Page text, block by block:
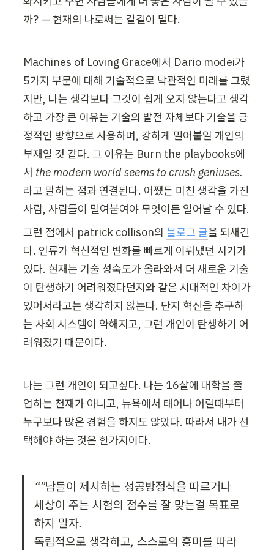
까? — 현재의 나로써는 갈길이 멀다.
Machines of Loving Grace에서 Dario modei가
5가지 부문에 대해 기술적으로 낙관적인 미래를 그렸
지만, 나는 생각보다 그것이 쉽게 오지 않는다고 생각
하고 가장 큰 이유는 기술의 발전 자체보다 기술을 긍
정적인 방향으로 사용하며, 강하게 밀어붙일 개인의
부재일 것 같다. 그 이유는 Burn the playbooks에
서 the modern world seems to crush geniuses.
라고 말하는 점과 연결된다. 어쨌든 미친 생각을 가진
그런 점에서 patrick collison의 블로그 글을 되새긴
다. 인류가 혁신적인 변화를 빠르게 이뤄냈던 시기가
있다. 현재는 기술 성숙도가 올라와서 더 새로운 기술
이 탄생하기 어려워졌다던지와 같은 시대적인 차이가
있어서라고는 생각하지 않는다. 단지 혁신을 추구하
는 사회 시스템이 약해지고, 그런 개인이 탄생하기 어
려워졌기 때문이다.
나는 그런 개인이 되고싶다. 나는 16살에 대학을 졸
업하는 천재가 아니고, 뉴욕에서 태어나 어릴때부터
누구보다 많은 경험을 하지도 않았다. 따라서 내가 선
택해야 하는 것은 한가지이다.
“”남들이 제시하는 성공방정식을 따르거나
세상이 주는 시험의 점수를 잘 맞는걸 목표로
하지 말자.
독립적으로 생각하고, 스스로의 흥미를 따라